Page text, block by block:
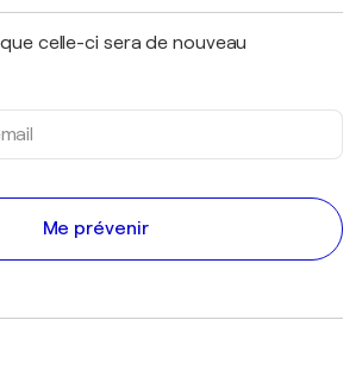
celle-ci sera de nouveau
Me prévenir